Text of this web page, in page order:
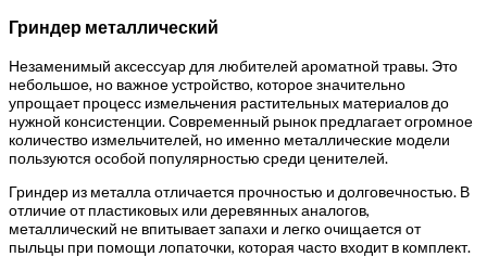
Гриндер металлический
Незаменимый аксессуар для любителей ароматной травы. Это
небольшое, но важное устройство, которое значительно
упрощает процесс измельчения растительных материалов до
нужной консистенции. Современный рынок предлагает огромное
количество измельчителей, но именно металлические модели
пользуются особой популярностью среди ценителей.
Гриндер из металла отличается прочностью и долговечностью. В
отличие от пластиковых или деревянных аналогов,
металлический не впитывает запахи и легко очищается от
пыльцы при помощи лопаточки, которая часто входит в комплект.